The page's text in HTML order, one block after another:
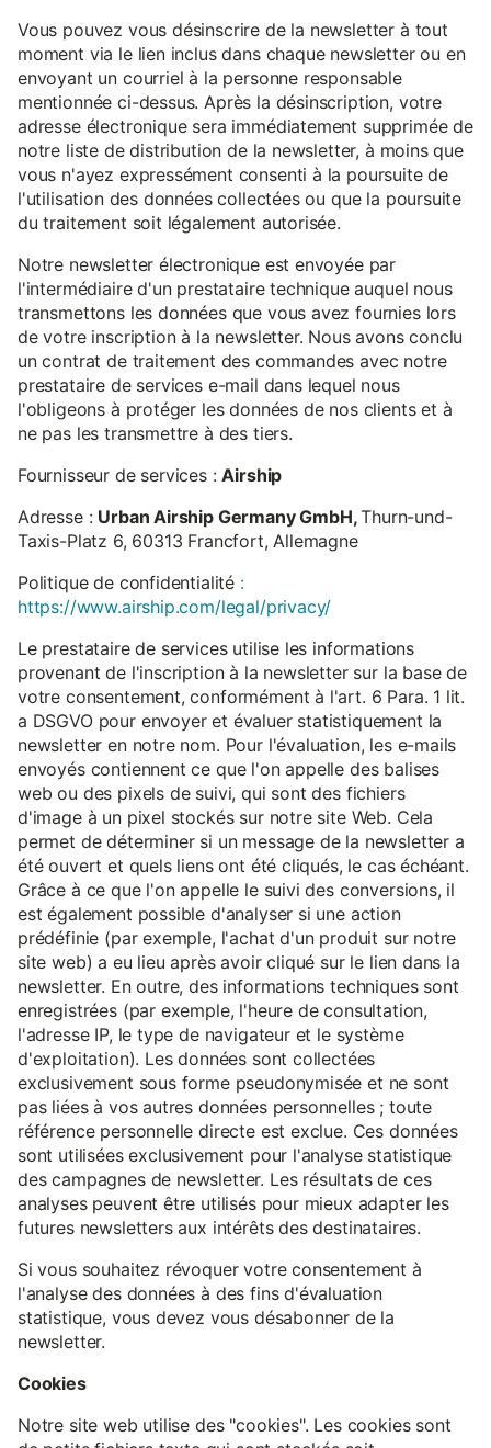
Vous pouvez vous désinscrire de la newsletter à tout
moment via le lien inclus dans chaque newsletter ou en
envoyant un courriel à la personne responsable
mentionnée ci-dessus. Après la désinscription, votre
adresse électronique sera immédiatement supprimée de
notre liste de distribution de la newsletter, à moins que
vous n'ayez expressément consenti à la poursuite de
l'utilisation des données collectées ou que la poursuite
du traitement soit légalement autorisée.
Notre newsletter électronique est envoyée par
l'intermédiaire d'un prestataire technique auquel nous
transmettons les données que vous avez fournies lors
de votre inscription à la newsletter. Nous avons conclu
un contrat de traitement des commandes avec notre
prestataire de services e-mail dans lequel nous
l'obligeons à protéger les données de nos clients et à
ne pas les transmettre à des tiers.
Fournisseur de services :Airship
Adresse : Urban Airship Germany GmbH,Thurn-und-
Taxis-Platz 6, 60313 Francfort, Allemagne
Politique de confidentialité :
https://www.airship.com/legal/privacy/
Le prestataire de services utilise les informations
provenant de l'inscription à la newsletter sur la base de
votre consentement, conformément à l'art. 6 Para. 1 lit.
a DSGVO pour envoyer et évaluer statistiquement la
newsletter en notre nom. Pour l'évaluation, les e-mails
envoyés contiennent ce que l'on appelle des balises
web ou des pixels de suivi, qui sont des fichiers
d'image à un pixel stockés sur notre site Web. Cela
permet de déterminer si un message de la newsletter a
été ouvert et quels liens ont été cliqués, le cas échéant.
Grâce à ce que l'on appelle le suivi des conversions, il
est également possible d'analyser si une action
prédéfinie (par exemple, l'achat d'un produit sur notre
site web) a eu lieu après avoir cliqué sur le lien dans la
newsletter. En outre, des informations techniques sont
enregistrées (par exemple, l'heure de consultation,
l'adresse IP, le type de navigateur et le système
d'exploitation). Les données sont collectées
exclusivement sous forme pseudonymisée et ne sont
pas liées à vos autres données personnelles ; toute
référence personnelle directe est exclue. Ces données
sont utilisées exclusivement pour l'analyse statistique
des campagnes de newsletter. Les résultats de ces
analyses peuvent être utilisés pour mieux adapter les
futures newsletters aux intérêts des destinataires.
Si vous souhaitez révoquer votre consentement à
l'analyse des données à des fins d'évaluation
statistique, vous devez vous désabonner de la
newsletter.
Cookies
Notre site web utilise des "cookies". Les cookies sont